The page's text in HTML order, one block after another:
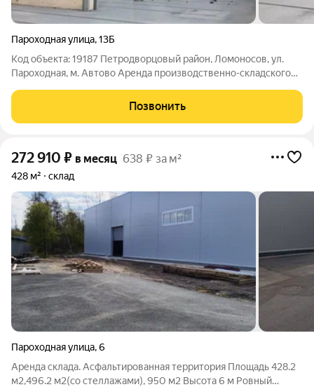
Пароходная улица,13Б
Код объекта: 19187 Петродворцовый район, Ломоносов, ул.
Пароходная, м. Автово Аренда производственно-складского
производсвтенно-складское помещение, общая площадь - 792
м, находится нa теpритopии
Позвонить
272 910 ₽ в месяц 638 ₽ за м²
428 м² склад
Пароходная улица,6
Аренда склада. Асфальтированная территория Площадь 428.2
м2,496.2 м2(со стеллажами), 950 м2 Высота 6 м Ровный